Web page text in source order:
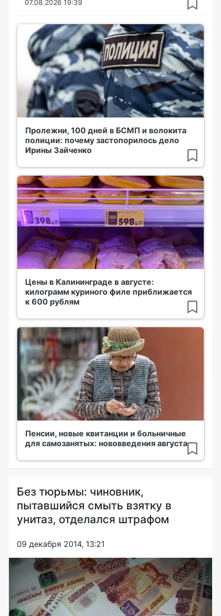
07.08.2026 19:39
Пролежни, 100 дней в БСМП и волокита
полиции: почему застопорилось дело
Ирины Зайченко
Цены в Калининграде в августе:
килограмм куриного филе приближается
к 600 рублям
Пенсии, новые квитанции и больничные
для самозанятых: нововведения августа
Без тюрьмы: чиновник,
пытавшийся смыть взятку в
унитаз, отделался штрафом
09 декабря 2014, 13:21